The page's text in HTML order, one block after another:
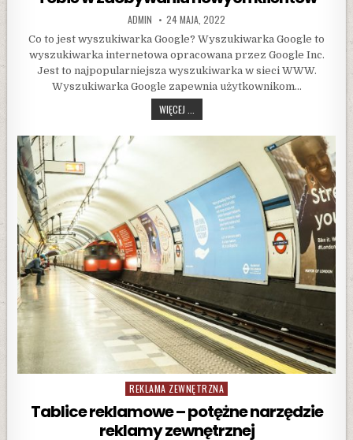
AUTHOR:
ADMIN PUBLISHED
DATE:
24 MAJA, 2022
Co to jest wyszukiwarka Google? Wyszukiwarka Google to
wyszukiwarka internetowa opracowana przez Google Inc.
Jest to najpopularniejsza wyszukiwarka w sieci WWW.
Wyszukiwarka Google zapewnia użytkownikom…
WIĘCEJ ...
WYSZUKIWARKA
GOOGLE
TOBIE
W
ZDOBYWANIU
NOWYCH
KLIENTÓW
Posted
REKLAMA ZEWNĘTRZNA
Tablice reklamowe – potężne narzędzie
reklamy zewnętrznej